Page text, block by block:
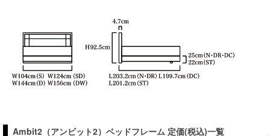
Ambit2（アンビット2）ベッドフレーム 定価(税込)一覧